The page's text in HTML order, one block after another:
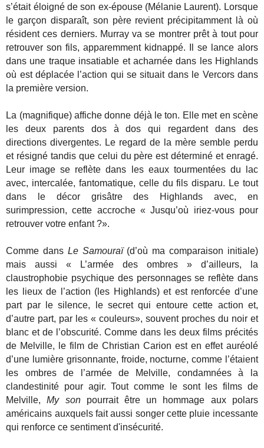
s’était éloigné de son ex-épouse (Mélanie Laurent). Lorsque
le garçon disparaît, son père revient précipitamment là où
résident ces derniers. Murray va se montrer prêt à tout pour
retrouver son fils, apparemment kidnappé. Il se lance alors
dans une traque insatiable et acharnée dans les Highlands
où est déplacée l’action qui se situait dans le Vercors dans
la première version.
La (magnifique) affiche donne déjà le ton. Elle met en scène
les deux parents dos à dos qui regardent dans des
directions divergentes. Le regard de la mère semble perdu
et résigné tandis que celui du père est déterminé et enragé.
Leur image se reflète dans les eaux tourmentées du lac
avec, intercalée, fantomatique, celle du fils disparu. Le tout
dans le décor grisâtre des Highlands avec, en
surimpression, cette accroche « Jusqu’où iriez-vous pour
retrouver votre enfant ?».
Comme dans Le Samouraï(d’où ma comparaison initiale)
mais aussi « L’armée des ombres » d’ailleurs, la
claustrophobie psychique des personnages se reflète dans
les lieux de l’action (les Highlands) et est renforcée d’une
part par le silence, le secret qui entoure cette action et,
d’autre part, par les « couleurs», souvent proches du noir et
blanc et de l’obscurité. Comme dans les deux films précités
de Melville, le film de Christian Carion est en effet auréolé
d’une lumière grisonnante, froide, nocturne, comme l’étaient
les ombres de l’armée de Melville, condamnées à la
clandestinité pour agir. Tout comme le sont les films de
Melville,My sonpourrait être un hommage aux polars
américains auxquels fait aussi songer cette pluie incessante
qui renforce ce sentiment d'insécurité.